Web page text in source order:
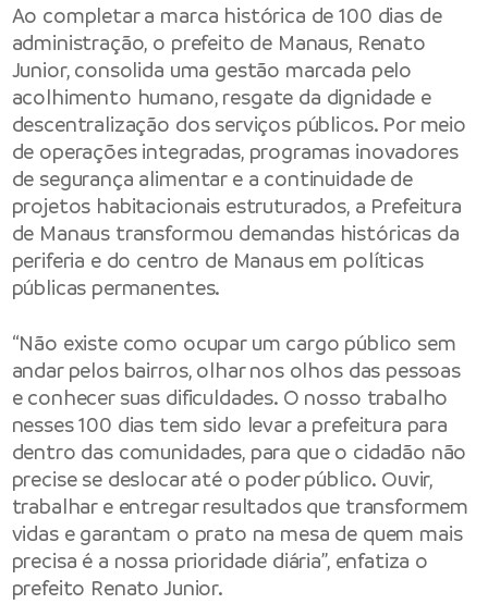
Ao completar a marca histórica de 100 dias de
administração, o prefeito de Manaus, Renato
Junior, consolida uma gestão marcada pelo
acolhimento humano, resgate da dignidade e
descentralização dos serviços públicos. Por meio
de operações integradas, programas inovadores
de segurança alimentar e a continuidade de
projetos habitacionais estruturados, a Prefeitura
de Manaus transformou demandas históricas da
periferia e do centro de Manaus em políticas
públicas permanentes.
“Não existe como ocupar um cargo público sem
andar pelos bairros, olhar nos olhos das pessoas
e conhecer suas dificuldades. O nosso trabalho
nesses 100 dias tem sido levar a prefeitura para
dentro das comunidades, para que o cidadão não
precise se deslocar até o poder público. Ouvir,
trabalhar e entregar resultados que transformem
vidas e garantam o prato na mesa de quem mais
precisa é a nossa prioridade diária”, enfatiza o
prefeito Renato Junior.